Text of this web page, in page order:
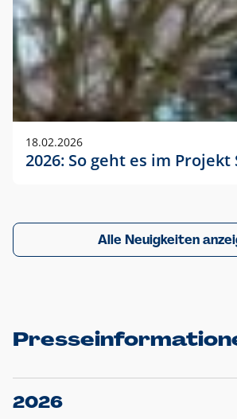
18.02.2026
2026: So geht es im Projekt
Alle Neuigkeiten
2026